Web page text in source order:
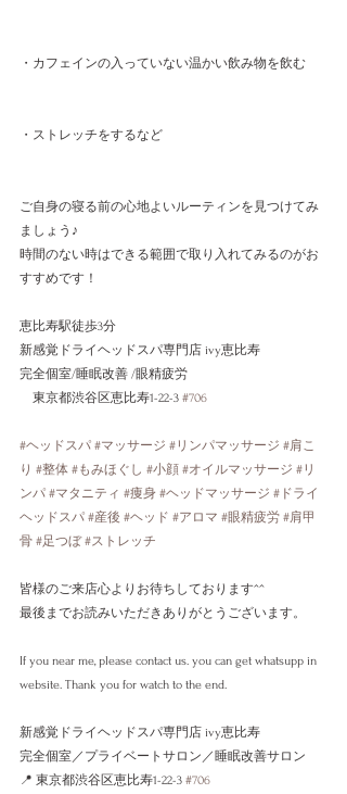
・カフェインの入っていない温かい飲み物を飲む
・ストレッチをするなど
ご自身の寝る前の心地よいルーティンを見つけてみ
ましょう♪
時間のない時はできる範囲で取り入れてみるのがお
すすめです！
恵比寿駅徒歩3分
新感覚ドライヘッドスパ専門店 ivy恵比寿
完全個室/睡眠改善 /眼精疲労
東京都渋谷区恵比寿1-22-3 #706
#ヘッドスパ #マッサージ #リンパマッサージ #肩こ
り #整体 #もみほぐし #小顔 #オイルマッサージ #リ
ンパ #マタニティ #痩身 #ヘッドマッサージ #ドライ
ヘッドスパ #産後 #ヘッド #アロマ #眼精疲労 #肩甲
骨 #足つぼ #ストレッチ
皆様のご来店心よりお待ちしております^^
最後までお読みいただきありがとうございます。
If you near me, please contact us. you can get whatsupp in
website. Thank you for watch to the end.
新感覚ドライヘッドスパ専門店 ivy恵比寿
完全個室／プライベートサロン／睡眠改善サロン
📍 東京都渋谷区恵比寿1-22-3 #706